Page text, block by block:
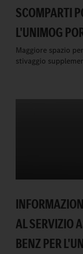
SCOMPARTI
L'UNIMOG
Maggiore spazio
stivaggio
AL SERVIZIO
BENZ PER